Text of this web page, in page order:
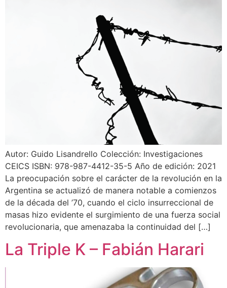
Autor: Guido Lisandrello Colección: Investigaciones
CEICS ISBN: 978-987-4412-35-5 Año de edición: 2021
La preocupación sobre el carácter de la revolución en la
Argentina se actualizó de manera notable a comienzos
de la década del ’70, cuando el ciclo insurreccional de
masas hizo evidente el surgimiento de una fuerza social
revolucionaria, que amenazaba la continuidad del […]
La Triple K – Fabián Harari